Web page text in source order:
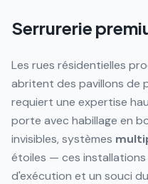
Serrurerie
Les rues résidentielles
abritent des pavillons de
requiert une expertise
porte avec habillage en
invisibles, systèmes
étoiles — ces
d'exécution et un souci